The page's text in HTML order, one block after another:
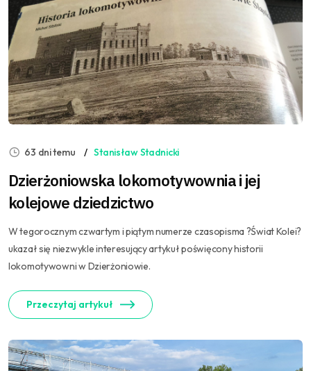
63 dni temu Stanisław Stadnicki
Dzierżoniowska lokomotywownia i jej
kolejowe dziedzictwo
W tegorocznym czwartym i piątym numerze czasopisma ?Świat Kolei?
ukazał się niezwykle interesujący artykuł poświęcony historii
lokomotywowni w Dzierżoniowie.
Przeczytaj artykuł